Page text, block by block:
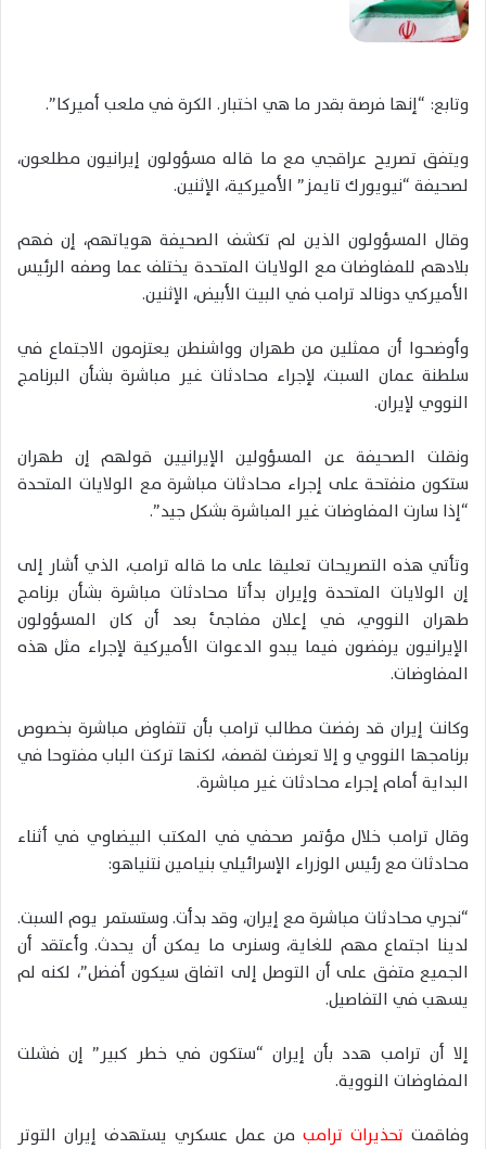
وتابع: “إنها فرصة بقدر ما هي اختبار. الكرة في ملعب أميركا”.
ويتفق تصريح عراقجي مع ما قاله مسؤولون إيرانيون مطلعون،
لصحيفة “نيويورك تايمز” الأميركية، الإثنين.
وقال المسؤولون الذين لم تكشف الصحيفة هوياتهم، إن فهم
بلادهم للمفاوضات مع الولايات المتحدة يختلف عما وصفه الرئيس
الأميركي دونالد ترامب في البيت الأبيض، الإثنين.
وأوضحوا أن ممثلين من طهران وواشنطن يعتزمون الاجتماع في
سلطنة عمان السبت، لإجراء محادثات غير مباشرة بشأن البرنامج
النووي لإيران.
ونقلت الصحيفة عن المسؤولين الإيرانيين قولهم إن طهران
ستكون منفتحة على إجراء محادثات مباشرة مع الولايات المتحدة
“إذا سارت المفاوضات غير المباشرة بشكل جيد”.
وتأتي هذه التصريحات تعليقا على ما قاله ترامب، الذي أشار إلى
إن الولايات المتحدة وإيران بدأتا محادثات مباشرة بشأن برنامج
طهران النووي، في إعلان مفاجئ بعد أن كان المسؤولون
الإيرانيون يرفضون فيما يبدو الدعوات الأميركية لإجراء مثل هذه
المفاوضات.
وكانت إيران قد رفضت مطالب ترامب بأن تتفاوض مباشرة بخصوص
برنامجها النووي و إلا تعرضت لقصف، لكنها تركت الباب مفتوحا في
البداية أمام إجراء محادثات غير مباشرة.
وقال ترامب خلال مؤتمر صحفي في المكتب البيضاوي في أثناء
محادثات مع رئيس الوزراء الإسرائيلي بنيامين نتنياهو:
“نجري محادثات مباشرة مع إيران، وقد بدأت. وستستمر يوم السبت.
لدينا اجتماع مهم للغاية، وسنرى ما يمكن أن يحدث. وأعتقد أن
الجميع متفق على أن التوصل إلى اتفاق سيكون أفضل”، لكنه لم
يسهب في التفاصيل.
إلا أن ترامب هدد بأن إيران “ستكون في خطر كبير” إن فشلت
المفاوضات النووية.
وفاقمت تحذيرات ترامب من عمل عسكري يستهدف إيران التوتر